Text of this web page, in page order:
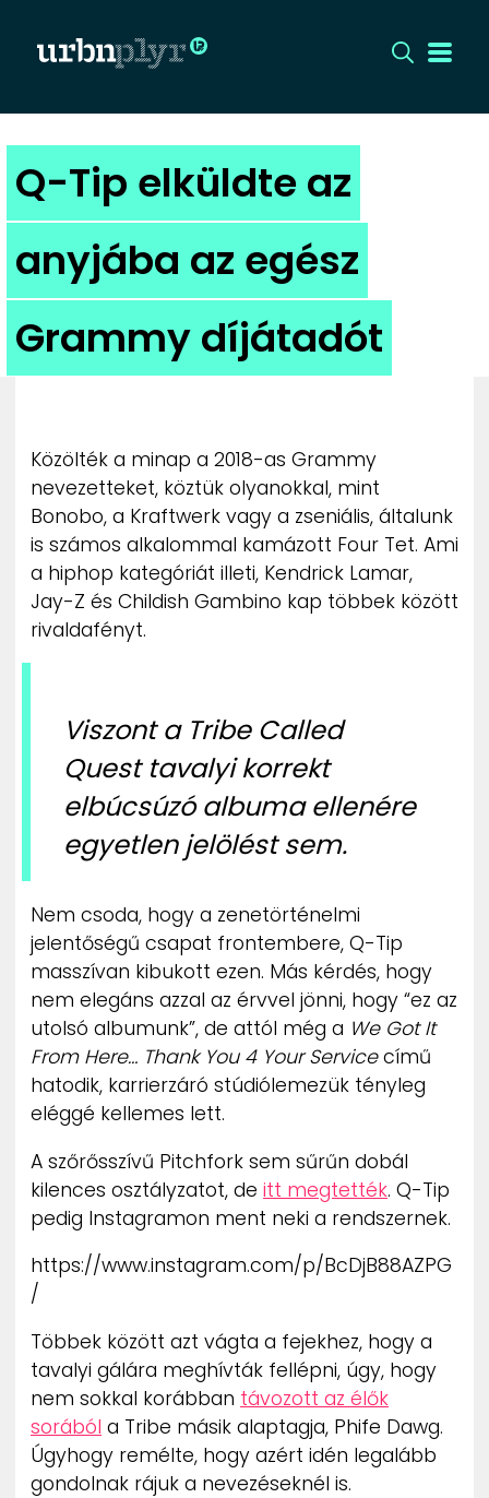
CÍMLAP
DIZÁJN
DIVAT
HIP
UTCA
ZENE
MÉDIAAJÁNLAT
IMPRESSZUM
PR-ARCHÍVUM
Q-Tip elküldte az
anyjába az egész
Grammy díjátadót
Közölték a minap a 2018-as Grammy
nevezetteket, köztük olyanokkal, mint
Bonobo, a Kraftwerk vagy a zseniális, általunk
is számos alkalommal kamázott Four Tet. Ami
a hiphop kategóriát illeti, Kendrick Lamar,
Jay-Z és Childish Gambino kap többek között
rivaldafényt.
Viszont a Tribe Called
Quest tavalyi korrekt
elbúcsúzó albuma ellenére
egyetlen jelölést sem.
Nem csoda, hogy a zenetörténelmi
jelentőségű csapat frontembere, Q-Tip
masszívan kibukott ezen. Más kérdés, hogy
nem elegáns azzal az érvvel jönni, hogy “ez az
utolsó albumunk”, de attól még a We Got It
From Here… Thank You 4 Your Servicecímű
hatodik, karrierzáró stúdiólemezük tényleg
eléggé kellemes lett.
A szőrősszívű Pitchfork sem sűrűn dobál
kilences osztályzatot, de itt megtették. Q-Tip
pedig Instagramon ment neki a rendszernek.
https://www.instagram.com/p/BcDjB88AZPG
/
Többek között azt vágta a fejekhez, hogy a
tavalyi gálára meghívták fellépni, úgy, hogy
nem sokkal korábban távozott az élők
sorából a Tribe másik alaptagja, Phife Dawg.
Úgyhogy remélte, hogy azért idén legalább
gondolnak rájuk a nevezéseknél is.